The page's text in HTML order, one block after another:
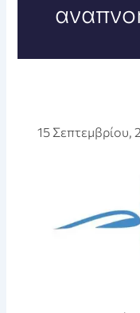
15 Σεπτεμβρίου,